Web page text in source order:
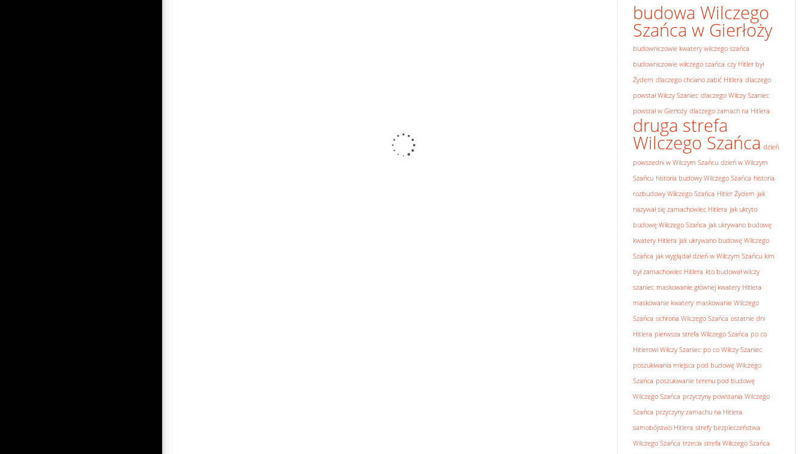
budowa Wilczego
Szańca w Gierłoży
budowniczowie kwatery wilczego szańca
budowniczowie wilczego szańca czy Hitler był
Żydem dlaczego chciano zabić Hitlera dlaczego
powstał Wilczy Szaniec dlaczego Wilczy Szaniec
powstał w Gierłoży dlaczego zamach na Hitlera
druga strefa
Wilczego Szańca dzień
powszedni w Wilczym Szańcu dzień w Wilczym
Szańcu historia budowy Wilczego Szańca historia
rozbudowy Wilczego Szańca Hitler Żydem jak
nazywał się zamachowiec Hitlera jak ukryto
budowę Wilczego Szańca jak ukrywano budowę
kwatery Hitlera jak ukrywano budowę Wilczego
Szańca jak wyglądał dzień w Wilczym Szańcu kim
był zamachowiec Hitlera kto budował wilczy
szaniec maskowanie głównej kwatery Hitlera
maskowanie kwatery maskowanie Wilczego
Szańca ochrona Wilczego Szańca ostatnie dni
Hitlera pierwsza strefa Wilczego Szańca po co
Hitlerowi Wilczy Szaniec po co Wilczy Szaniec
poszukiwania miejsca pod budowę Wilczego
Szańca poszukiwanie terenu pod budowę
Wilczego Szańca przyczyny powstania Wilczego
Szańca przyczyny zamachu na Hitlera
samobójstwo Hitlera strefy bezpieczeństwa
Wilczego Szańca trzecia strefa Wilczego Szańca